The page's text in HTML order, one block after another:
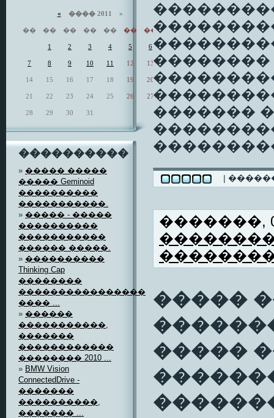
« ���� 2011 »
�� �� �� �� �� �� ��
1 2 3 4 5 6
7 8 9 10 11 12 13
14 15 16 17 18 19 20
21 22 23 24 25 26 27
28 29 30 31
����������
» ����� �����
����� Geminoid
����������
�����������.
» ����� - �����
����������
�����������
������ �����.
» ����������
Thinking Cap
��������
����������������
���� ...
» ������
�����������,
�������
������������
�������� 2010 ...
» BMW Vision
ConnectedDrive -
�������
����������,
������� ...
�������
|
�������,
�����
�����